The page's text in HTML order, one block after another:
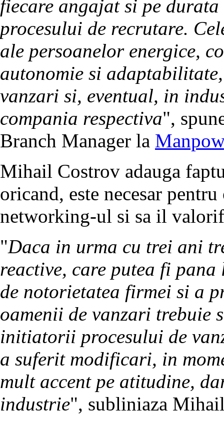
fiecare angajat si pe
procesului de recrutare.
ale persoanelor energice,
autonomie si
vanzari si, eventual, in
compania respectiva",
Branch Manager la
Mihail Costrov adauga
oricand, este necesar
networking-ul si sa il
"Daca in urma cu trei ani
reactive, care putea fi
de notorietatea firmei si a
oamenii de vanzari trebuie
initiatorii procesului de
a suferit modificari, in
mult accent pe atitudine,
industrie", subliniaza